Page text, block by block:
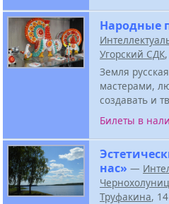
Народные
Угорский СДК
Земля
мастерами,
создавать и
Билеты в
нас» —
Труфакина,